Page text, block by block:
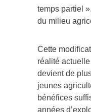
temps partiel
du milieu
Cette
réalité actuelle
devient de
jeunes
bénéfices
années